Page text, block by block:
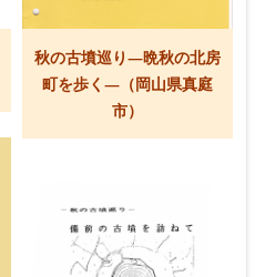
秋の古墳巡り―晩秋の北房
町を歩く―（岡山県真庭
市）